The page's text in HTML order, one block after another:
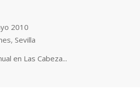
2010
,Sevilla
en Las Cabeza...